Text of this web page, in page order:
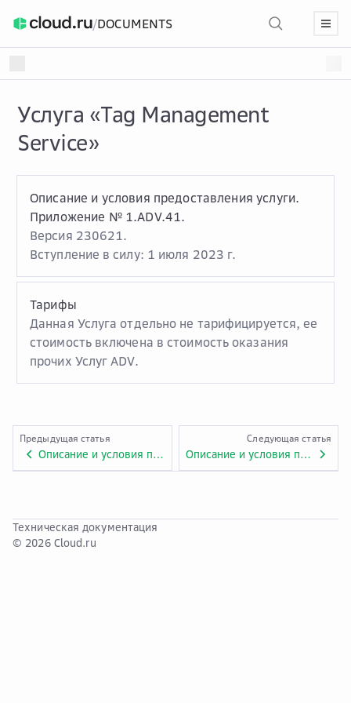
/DOCUMENTS
Услуга «Tag Management
Service»
Описание и условия предоставления услуги.
Приложение № 1.ADV.41.
Версия 230621.
Вступление в силу: 1 июля 2023 г.
Тарифы
Данная Услуга отдельно не тарифицируется, ее
стоимость включена в стоимость оказания
прочих Услуг ADV.
Предыдущая статья
Описание и условия предоставления услуги «GPU Accelerated Servers». Приложение № 1.ADV.40.
Следующая статья
Описание и условия предоставления услуги «Tag Management Service». Приложение № 1.ADV.41.
Техническая документация
© 2026 Cloud.ru